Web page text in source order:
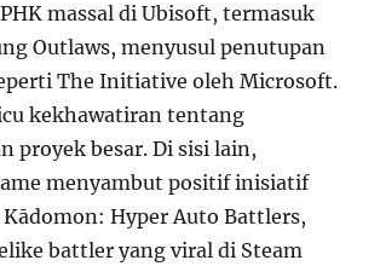
massal di Ubisoft, termasuk
Outlaws, menyusul penutupan
The Initiative oleh Microsoft.
kekhawatiran tentang
proyek besar. Di sisi lain,
menyambut positif inisiatif
Hyper Auto Battlers,
battler yang viral di Steam